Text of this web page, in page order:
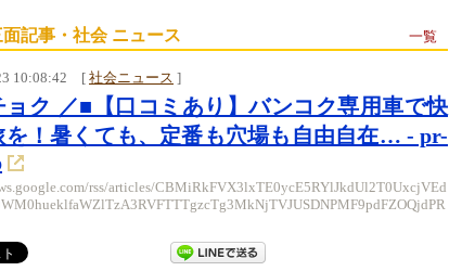
面記事・社会 ニュース 一覧
10:08:42 [ 社会ニュース ]
ョク ／■【口コミあり】バンコク専用車で快
を！暑くても、定番も穴場も自由自在… - pr-
rss/articles/CBMiRkFVX3lxTE0ycE5RYlJkdUl2T0UxcjVEd